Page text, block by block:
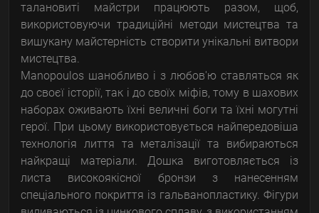
талановиті майстри працюють разом, щоб,
використовуючи традиційні методи мистецтва та
вишукану майстерність створити унікальні витвори
мистецтва.
Manopoulos шанобливо і з любов'ю ставляться як
до своєї історії, так і до своїх міфів, тому в шахових
наборах оживають їхні величні боги та їхні могутні
герої. При цьому використовується найпередовіша
технологія лиття та металізації та вибираються
найкращі матеріали. Дошка виготовляється із
листа високоякісної бронзи з нанесенням
спеціального покриття із гальванопластику. Фігури